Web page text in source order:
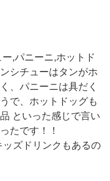
,パニーニ,ホットド
シチューはタンがホ
、パニーニは具だく
で、ホットドッグも
といった感じで言い
たです！！
ッズドリンクもあるの